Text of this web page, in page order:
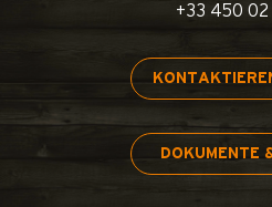
+33 450
DOKUMENTE